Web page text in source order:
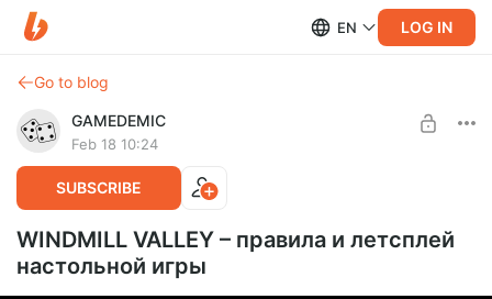
EN LOG IN
Go to blog
GAMEDEMIC
Feb 18 10:24
SUBSCRIBE
WINDMILL VALLEY – правила и летсплей
настольной игры